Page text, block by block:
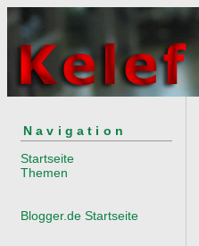
Navigation
Startseite
Themen
Blogger.de Startseite